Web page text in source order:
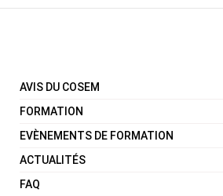
AVIS DU COSEM
FORMATION
EVÈNEMENTS DE FORMATION
ACTUALITÉS
FAQ